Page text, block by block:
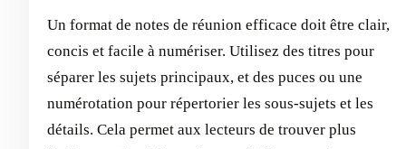
Un format de notes de réunion efficace doit être clair,
concis et facile à numériser. Utilisez des titres pour
séparer les sujets principaux, et des puces ou une
numérotation pour répertorier les sous-sujets et les
détails. Cela permet aux lecteurs de trouver plus